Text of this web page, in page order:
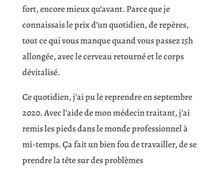
fort, encore mieux qu’avant. Parce que je
connaissais le prix d’un quotidien, de repères,
tout ce qui vous manque quand vous passez 15h
allongée, avec le cerveau retourné et le corps
dévitalisé.
Ce quotidien, j’ai pu le reprendre en septembre
2020. Avec l’aide de mon médecin traitant, j’ai
remis les pieds dans le monde professionnel à
mi-temps. Ça fait un bien fou de travailler, de se
prendre la tête sur des problèmes